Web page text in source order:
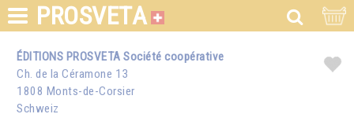
PROSVETA
ÉDITIONS PROSVETA Société coopérative
Ch. de la Céramone 13
1808 Monts-de-Corsier
Schweiz